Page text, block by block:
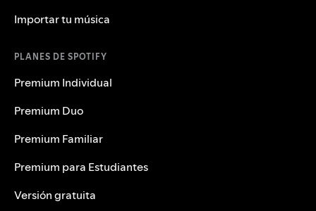
Importar tu música
PLANES DE SPOTIFY
Premium Individual
Premium Duo
Premium Familiar
Premium para Estudiantes
Versión gratuita